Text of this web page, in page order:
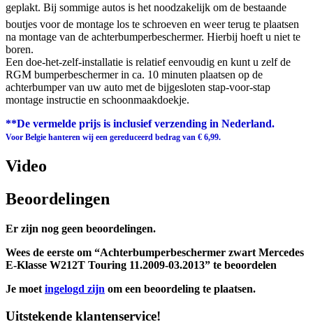
geplakt. Bij sommige autos is het noodzakelijk om de bestaande
boutjes voor de montage los te schroeven en weer terug te plaatsen
na montage van de achterbumperbeschermer. Hierbij hoeft u niet te
boren.
Een doe-het-zelf-installatie is relatief eenvoudig en kunt u zelf de
RGM bumperbeschermer in ca. 10 minuten plaatsen op de
achterbumper van uw auto met de bijgesloten stap-voor-stap
montage instructie en schoonmaakdoekje.
**De vermelde prijs is inclusief verzending in Nederland.
Voor Belgie hanteren wij een gereduceerd bedrag van € 6,99.
Video
Beoordelingen
Er zijn nog geen beoordelingen.
Wees de eerste om “Achterbumperbeschermer zwart Mercedes
E-Klasse W212T Touring 11.2009-03.2013” te beoordelen
Je moet ingelogd zijn om een beoordeling te plaatsen.
Uitstekende klantenservice!